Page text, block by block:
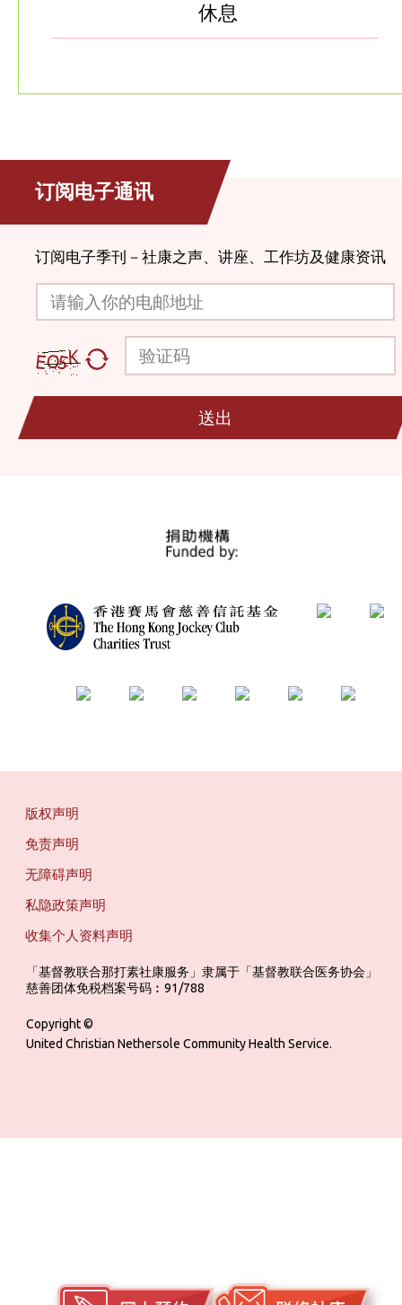
休息
订阅电子通讯
订阅电子季刊－社康之声、讲座、工作坊及健康资讯
送出
版权声明
免责声明
无障碍声明
私隐政策声明
收集个人资料声明
「基督教联合那打素社康服务」隶属于「基督教联合医务协会」
慈善团体免税档案号码︰91/788
Copyright ©
United Christian Nethersole Community Health Service.